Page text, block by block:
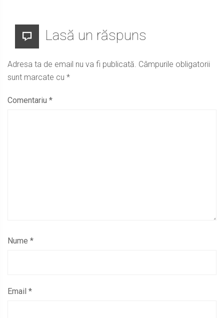
Lasă un răspuns
Adresa ta de email nu va fi publicată. Câmpurile obligatorii
sunt marcate cu *
Comentariu *
Nume *
Email *